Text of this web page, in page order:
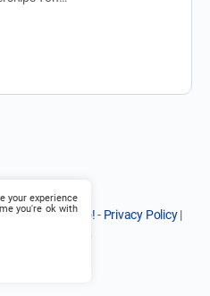
withhelo!- Privacy Policy|
Cookie Policy
your experience
you're ok with